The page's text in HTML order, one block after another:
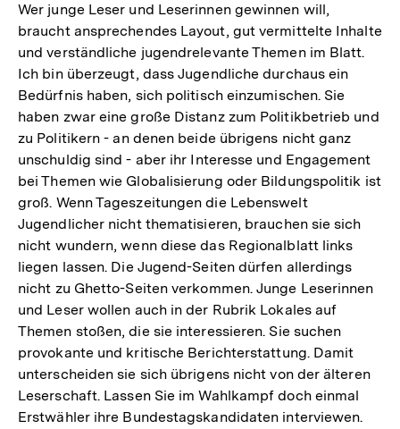
Wer junge Leser und Leserinnen gewinnen will,
braucht ansprechendes Layout, gut vermittelte Inhalte
und verständliche jugendrelevante Themen im Blatt.
Ich bin überzeugt, dass Jugendliche durchaus ein
Bedürfnis haben, sich politisch einzumischen. Sie
haben zwar eine große Distanz zum Politikbetrieb und
zu Politikern - an denen beide übrigens nicht ganz
unschuldig sind - aber ihr Interesse und Engagement
bei Themen wie Globalisierung oder Bildungspolitik ist
groß. Wenn Tageszeitungen die Lebenswelt
Jugendlicher nicht thematisieren, brauchen sie sich
nicht wundern, wenn diese das Regionalblatt links
liegen lassen. Die Jugend-Seiten dürfen allerdings
nicht zu Ghetto-Seiten verkommen. Junge Leserinnen
und Leser wollen auch in der Rubrik Lokales auf
Themen stoßen, die sie interessieren. Sie suchen
provokante und kritische Berichterstattung. Damit
unterscheiden sie sich übrigens nicht von der älteren
Leserschaft. Lassen Sie im Wahlkampf doch einmal
Erstwähler ihre Bundestagskandidaten interviewen.